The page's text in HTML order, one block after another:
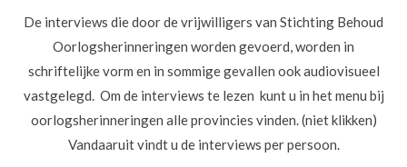
De interviews die door de vrijwilligers van Stichting Behoud
Oorlogsherinneringen worden gevoerd, worden in
schriftelijke vorm en in sommige gevallen ook audiovisueel
vastgelegd. Om de interviews te lezen kunt u in het menu bij
oorlogsherinneringen alle provincies vinden. (niet klikken)
Vandaaruit vindt u de interviews per persoon.